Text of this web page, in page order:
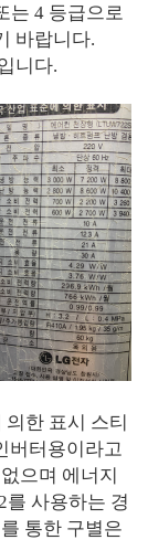
는 4 등급으로
바랍니다.
니다.
한 표시 스티
버터용이라고
으며 에너지
를 사용하는 경
통한 구별은